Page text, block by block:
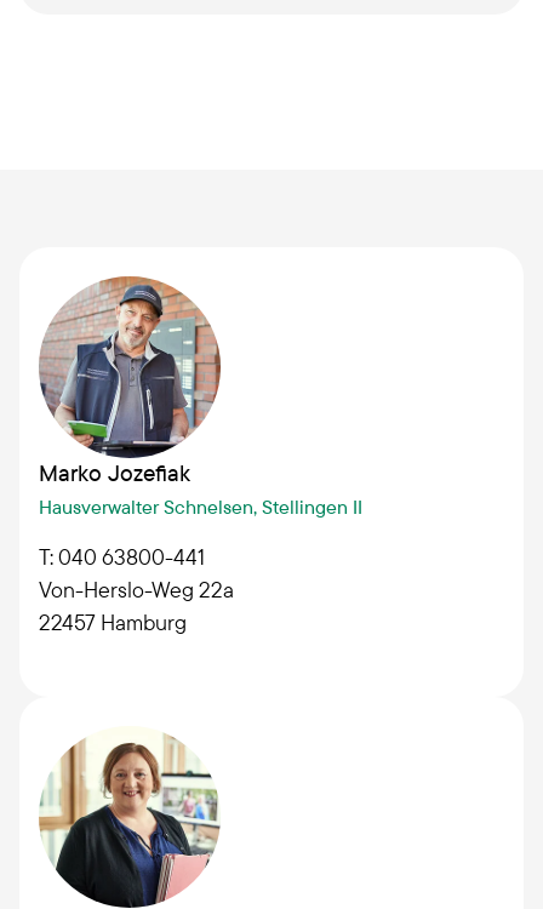
Marko Jozefiak
Hausverwalter Schnelsen, Stellingen II
T: 040 63800-441
Von-Herslo-Weg 22a
22457 Hamburg